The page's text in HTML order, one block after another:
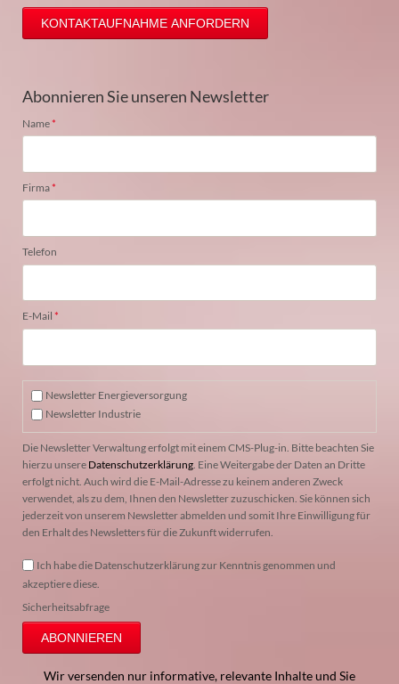
KONTAKTAUFNAHME ANFORDERN
Abonnieren Sie unseren Newsletter
Pflichtfeld
Name*
Pflichtfeld
Firma*
Telefon
Pflichtfeld
E-Mail *
Newsletter Energieversorgung
Newsletter Industrie
Die Newsletter Verwaltung erfolgt mit einem CMS-Plug-in. Bitte beachten Sie
hierzu unsere Datenschutzerklärung. Eine Weitergabe der Daten an Dritte
erfolgt nicht. Auch wird die E-Mail-Adresse zu keinem anderen Zweck
verwendet, als zu dem, Ihnen den Newsletter zuzuschicken. Sie können sich
jederzeit von unserem Newsletter abmelden und somit Ihre Einwilligung für
den Erhalt des Newsletters für die Zukunft widerrufen.
Ich habe die Datenschutzerklärung zur Kenntnis genommen und
akzeptiere diese.
Sicherheitsabfrage
ABONNIEREN
Wir versenden nur informative, relevante Inhalte und Sie